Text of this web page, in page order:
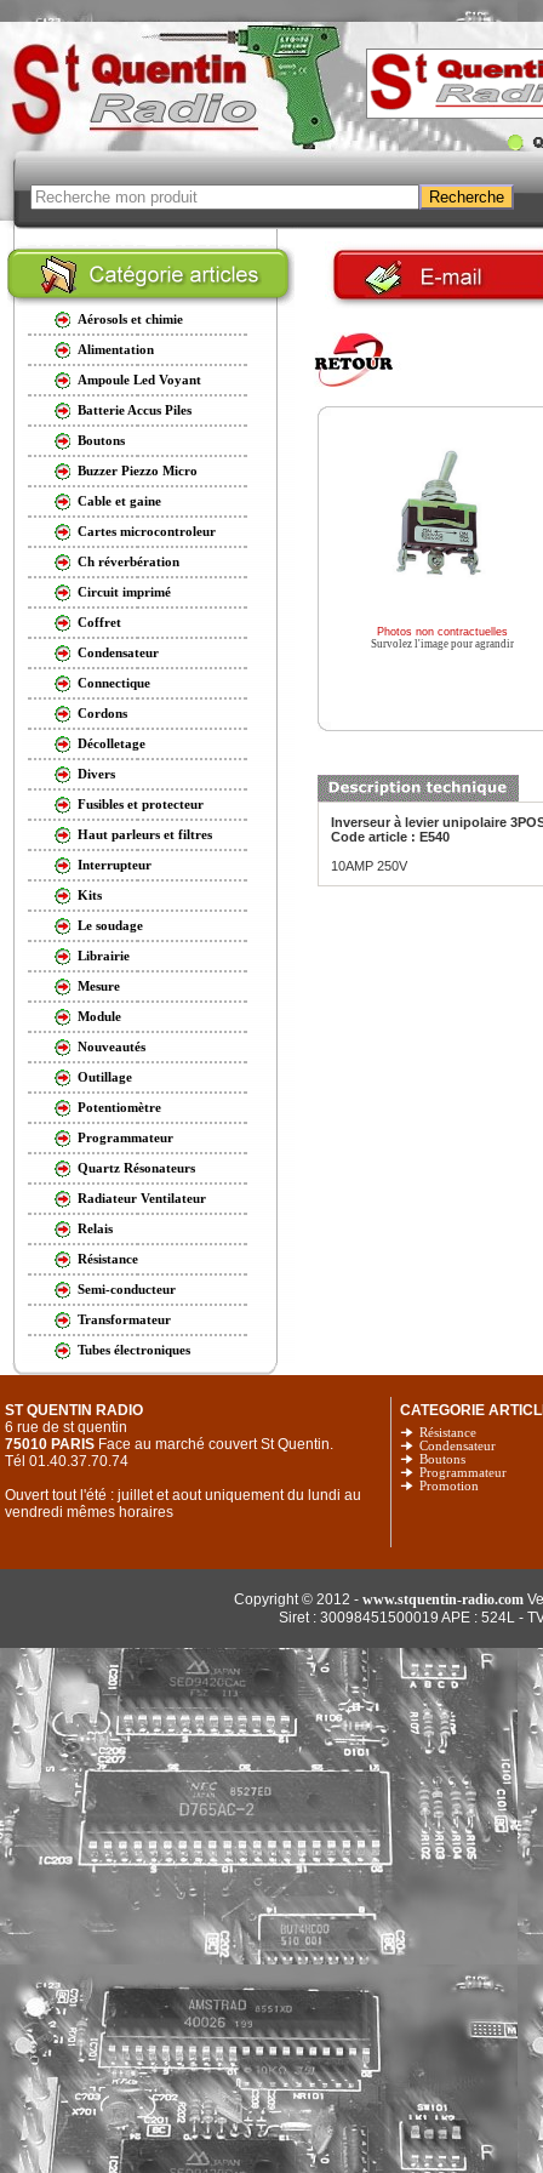
Aérosols et chimie
Alimentation
Ampoule Led Voyant
Batterie Accus Piles
Boutons
Buzzer Piezzo Micro
Cable et gaine
Cartes microcontroleur
Ch réverbération
Circuit imprimé
Coffret
Condensateur
Connectique
Cordons
Décolletage
Divers
Fusibles et protecteur
Haut parleurs et filtres
Interrupteur
Kits
Le soudage
Librairie
Mesure
Module
Nouveautés
Outillage
Potentiomètre
Programmateur
Quartz Résonateurs
Radiateur Ventilateur
Relais
Résistance
Semi-conducteur
Transformateur
Tubes électroniques
Photos non contractuelles
Survolez l'image pour agrandir
Inverseur à levier unipolaire
Code article : E540
10AMP 250V
ST QUENTIN RADIO
6 rue de st quentin
75010 PARIS Face au marché couvert St Quentin.
Tél 01.40.37.70.74
Ouvert tout l'été : juillet et aout uniquement du lundi au
vendredi mêmes horaires
CATEGORIE
Résistance
Condensateur
Boutons
Programmateur
Promotion
Copyright © 2012 - www.stquentin-radio.com
Siret : 30098451500019 APE : 524L -